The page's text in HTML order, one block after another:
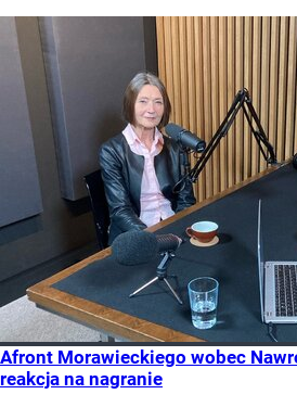
Afront Morawieckiego wobec
reakcja na nagranie